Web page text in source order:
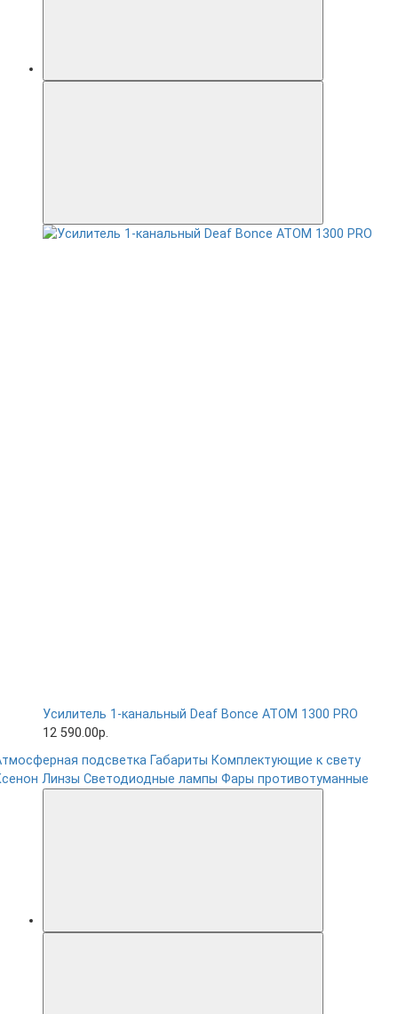
Усилитель 1-канальный Deaf Bonce ATOM 1300 PRO
12 590.00р.
подсветка Габариты Комплектующие к свету
Линзы Светодиодные лампы Фары противотуманные